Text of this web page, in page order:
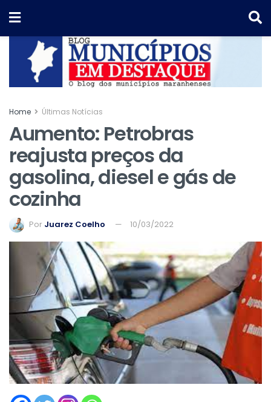
Home Últimas Notícias
Aumento: Petrobras
reajusta preços da
gasolina, diesel e gás de
cozinha
Por Juarez Coelho 10/03/2022